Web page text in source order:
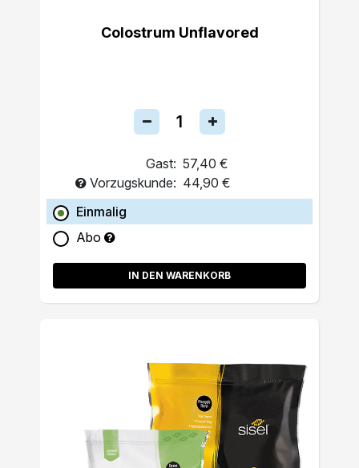
Colostrum Unflavored
Gast: 57,40 €
Vorzugskunde: 44,90 €
Einmalig
Abo
IN DEN WARENKORB